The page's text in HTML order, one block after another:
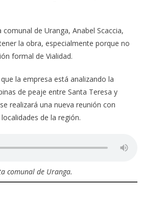
de Uranga, Anabel Scaccia,
la obra, especialmente porque no
formal de Vialidad.
la empresa está analizando la
de peaje entre Santa Teresa y
realizará una nueva reunión con
de la región.
comunal de Uranga.